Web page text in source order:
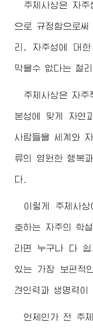
주체사상은 자주
으로 규정함으로
리, 자주성에 대
막을수 없다는 철
주체사상은 자
본성에 맞게 자연
사람들을 세계와
류의 영원한 행복
다.
이렇게 주체사
호하는 자주의 학
라면 누구나 다 쉽
있는 가장 보편적
견인력과 생명력이
언제인가 전 주